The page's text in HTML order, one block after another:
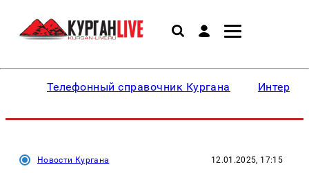
Телефонный справочник Кургана
Новости Кургана 12.01.2025, 17:15